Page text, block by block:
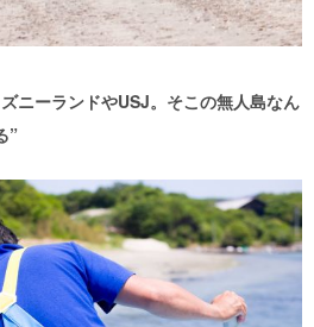
ニーランドやUSJ。そこの無人島なん
”